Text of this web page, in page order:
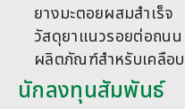
ยางมะตอยผสมสำเร็จ
วัสดุยาแนวรอยต่อถนน
ผลิตภัณฑ์สำหรับเคลือ
นักลงทุนสัมพันธ์